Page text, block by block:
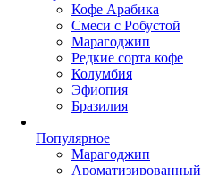
Кофе Арабика
Смеси с Робустой
Марагоджип
Редкие сорта кофе
Колумбия
Эфиопия
Бразилия
Популярное
Марагоджип
Ароматизированный